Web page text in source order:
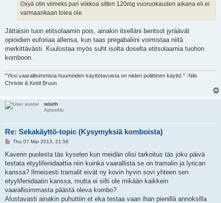
Oxyä otin viimeks pari viikkoa sitten 120mg vuoruokauden aikana eli ei
varmaankaan tolea ole.
Jättäisin tuon etitsolaamin pois, ainakin itselläni bentsot jyräävät
opioidien euforiaa allensa, kun taas pregabaliini voimistaa niitä
merkittävästi. Kuulostaa myös suht isolta doselta etitsolaamia tuohon
komboon.
"Yksi vaarallisimmista huumeiden käyttötavoista on niiden poliittinen käyttö." -Nils
Christie & Kettil Bruun
rebirth
Apteekki
Re: Sekakäyttö-topic (Kysymyksiä komboista)
P
s
Thu 07 Mar 2013, 21:58
Kaverin puolesta täs kyselen kun meidän olisi tarkoitus täs joku päivä
testata etyylifenidaattia niin kuinka vaarallista se on tramalin ja lyrican
kanssa? Ilmeisesti tramalit eivät ny kovin hyvin sovi yhteen sen
etyylifenidaatin kanssa, mutta ei silti ole mikään kaikkein
vaarallisimmasta päästä oleva kombo?
Alustavasti ainakin puhuttiin et eka testaa vaan ihan pienillä annoksilla